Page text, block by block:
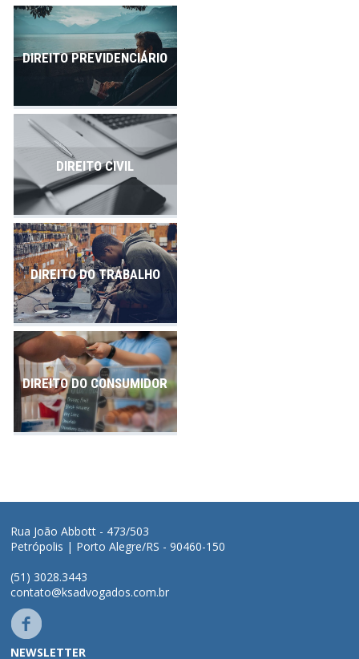
Contato
DIREITO PREVIDENCIÁRIO
DIREITO CIVIL
DIREITO DO TRABALHO
DIREITO DO CONSUMIDOR
Rua João Abbott - 473/503
Petrópolis | Porto Alegre/RS - 90460-150
(51) 3028.3443
contato@ksadvogados.com.br
NEWSLETTER